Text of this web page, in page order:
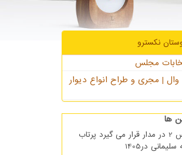
نكسترو
مجلس
| مجری و طراح انواع دیوار
ها
ماهواره پارس 2 در مدار قرار می گیرد پرتاب
در1405